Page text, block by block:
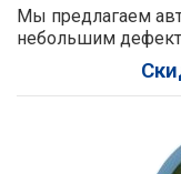
Мы предлагаем
небольшим